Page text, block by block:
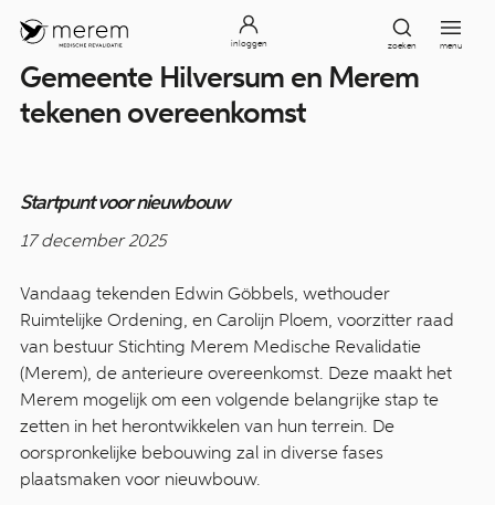
inloggen zoeken menu
Gemeente Hilversum en Merem
tekenen overeenkomst
Startpunt voor nieuwbouw
17 december 2025
Vandaag tekenden Edwin Göbbels, wethouder
Ruimtelijke Ordening, en Carolijn Ploem, voorzitter raad
van bestuur Stichting Merem Medische Revalidatie
(Merem), de anterieure overeenkomst. Deze maakt het
Merem mogelijk om een volgende belangrijke stap te
zetten in het herontwikkelen van hun terrein. De
oorspronkelijke bebouwing zal in diverse fases
plaatsmaken voor nieuwbouw.